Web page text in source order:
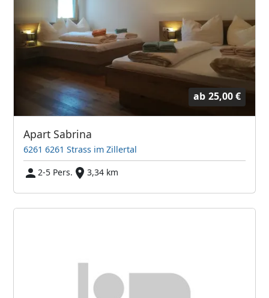
ab 25,00 €
Apart Sabrina
6261 6261 Strass im Zillertal
2-5 Pers.
3,34 km